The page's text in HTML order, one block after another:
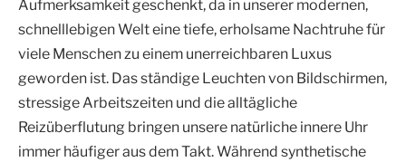
Aufmerksamkeit geschenkt, da in unserer modernen,
schnelllebigen Welt eine tiefe, erholsame Nachtruhe für
viele Menschen zu einem unerreichbaren Luxus
geworden ist. Das ständige Leuchten von Bildschirmen,
stressige Arbeitszeiten und die alltägliche
Reizüberflutung bringen unsere natürliche innere Uhr
immer häufiger aus dem Takt. Während synthetische